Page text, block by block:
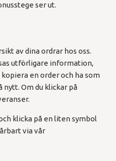
ser ut.
av dina ordrar hos oss.
utförligare information,
en order och ha som
nytt. Om du klickar på
klicka på en liten symbol
via vår